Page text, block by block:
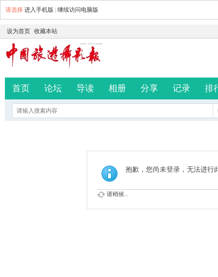
请选择 进入手机版 继续访问电脑版
设为首页 收藏本站
首页 论坛 导读 相册 分享 记录 排
抱歉，您尚未登录，无法进行
请稍候...